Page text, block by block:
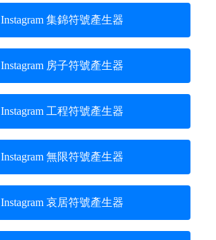
Instagram 集錦符號產生器
Instagram 房子符號產生器
Instagram 工程符號產生器
Instagram 無限符號產生器
Instagram 哀居符號產生器